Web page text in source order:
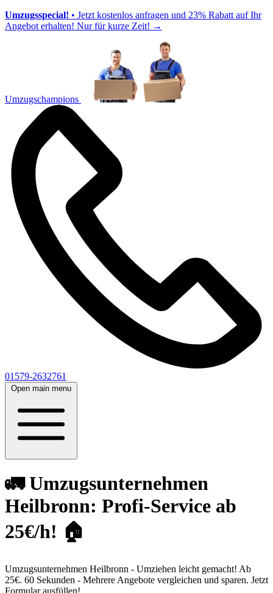
Umzugsspecial! • Jetzt kostenlos anfragen und 23% Rabatt auf Ihr
Angebot erhalten! Nur für kurze Zeit! →
Umzugschampions
01579-2632761
Open main menu
🚛 Umzugsunternehmen
Heilbronn: Profi-Service ab
25€/h! 🏠
Umzugsunternehmen Heilbronn - Umziehen leicht gemacht! Ab
25€. 60 Sekunden - Mehrere Angebote vergleichen und sparen. Jetzt
Formular ausfüllen!